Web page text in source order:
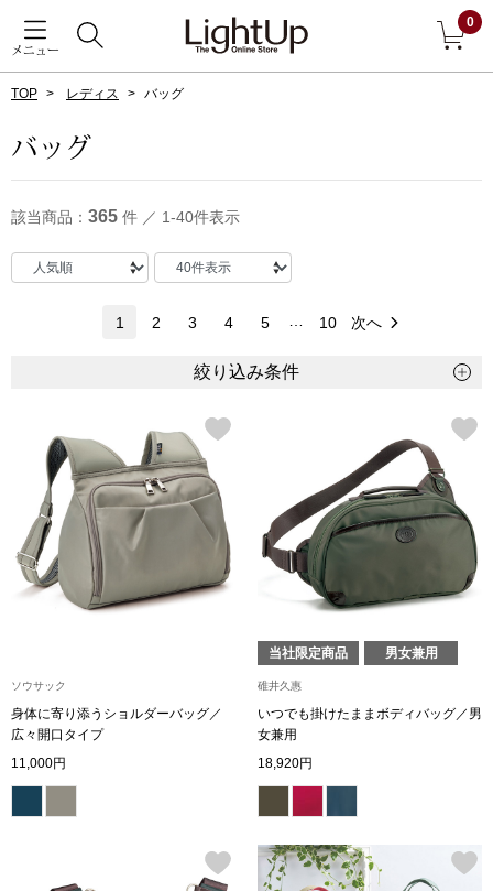
メニュー
0
すべて見る
ン雑貨
アウター
トップス
Tシャツ／カッ
ベスト
TOP レディス バッグ
バッグ
該当商品： 365 件 ／ 1-40件表示
1 2 3 4 5 10 次へ
絞り込み条件
ソウサック
身体に寄り添うショルダーバッグ／
広々開口タイプ
11,000円
当社限定商品 男女兼用
碓井久惠
いつでも掛けたままボディバッグ／男
女兼用
18,920円